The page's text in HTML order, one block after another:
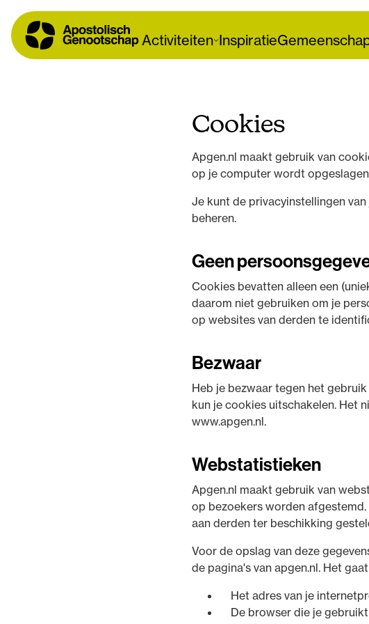
Activiteiten Inspiratie
Cookies
Apgen.nl maakt gebruik van
op je computer wordt
Je kunt de privacyinstellingen
beheren.
Geen
Cookies bevatten alleen een
daarom niet gebruiken om je
op websites van derden te
Bezwaar
Heb je bezwaar tegen het
kun je cookies uitschakelen. Het
www.apgen.nl.
Webstatistieken
Apgen.nl maakt gebruik van
op bezoekers worden
aan derden ter beschikking
Voor de opslag van deze
de pagina's van apgen.nl. Het
Het adres van je
De browser die je